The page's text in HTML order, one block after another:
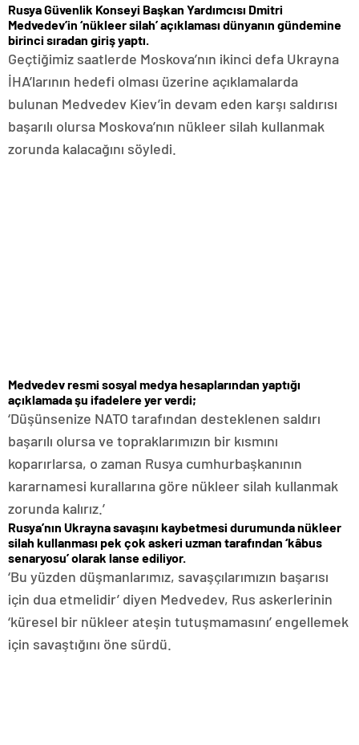
Rusya Güvenlik Konseyi Başkan Yardımcısı Dmitri
Medvedev’in ‘nükleer silah’ açıklaması dünyanın gündemine
birinci sıradan giriş yaptı.
Geçtiğimiz saatlerde Moskova’nın ikinci defa Ukrayna
İHA’larının hedefi olması üzerine açıklamalarda
bulunan Medvedev Kiev’in devam eden karşı saldırısı
başarılı olursa Moskova’nın nükleer silah kullanmak
zorunda kalacağını söyledi.
Medvedev resmi sosyal medya hesaplarından yaptığı
açıklamada şu ifadelere yer verdi;
‘Düşünsenize NATO tarafından desteklenen saldırı
başarılı olursa ve topraklarımızın bir kısmını
koparırlarsa, o zaman Rusya cumhurbaşkanının
kararnamesi kurallarına göre nükleer silah kullanmak
zorunda kalırız.’
Rusya’nın Ukrayna savaşını kaybetmesi durumunda nükleer
silah kullanması pek çok askeri uzman tarafından ‘kâbus
senaryosu’ olarak lanse ediliyor.
‘Bu yüzden düşmanlarımız, savaşçılarımızın başarısı
için dua etmelidir’ diyen Medvedev, Rus askerlerinin
‘küresel bir nükleer ateşin tutuşmamasını’ engellemek
için savaştığını öne sürdü.